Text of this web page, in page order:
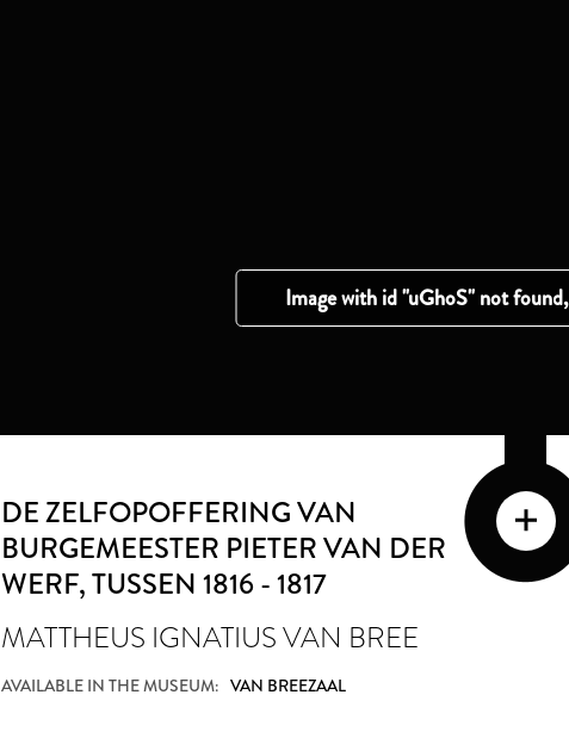
DE ZELFOPOFFERING VAN
BURGEMEESTER PIETER VAN DER
WERF, TUSSEN 1816 - 1817
MATTHEUS IGNATIUS VAN BREE
AVAILABLE IN THE MUSEUM: VAN BREEZAAL